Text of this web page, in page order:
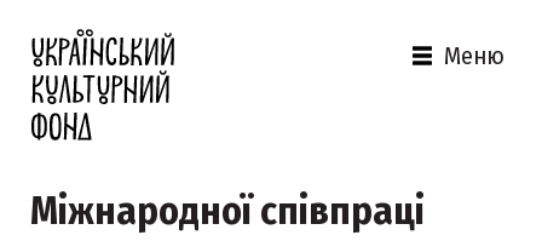
Меню
Міжнародної співпраці